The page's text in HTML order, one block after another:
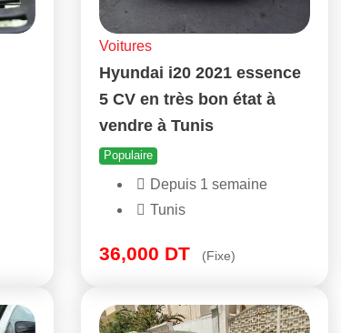
Voitures
Hyundai i20 2021 essence
5 CV en très bon état à
vendre à Tunis
Populaire
Depuis 1 semaine
Tunis
36,000 DT (Fixe)